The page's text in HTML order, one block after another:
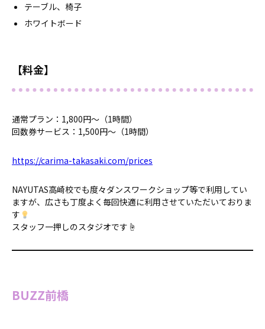
テーブル、椅子
ホワイトボード
【料金】
通常プラン：1,800円～（1時間）
回数券サービス：1,500円～（1時間）
https://carima-takasaki.com/prices
NAYUTAS高崎校でも度々ダンスワークショップ等で利用してい
ますが、広さも丁度よく毎回快適に利用させていただいておりま
す
スタッフ一押しのスタジオです☝️
BUZZ前橋